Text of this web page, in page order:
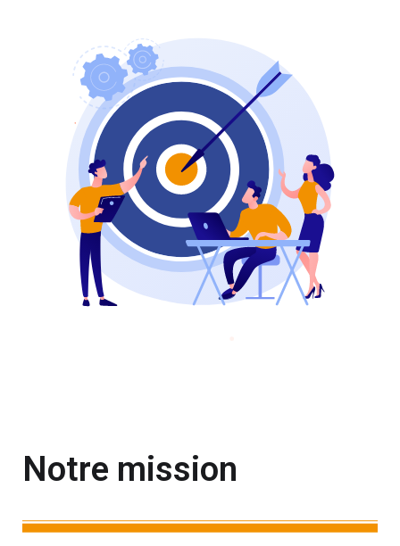
Notre mission